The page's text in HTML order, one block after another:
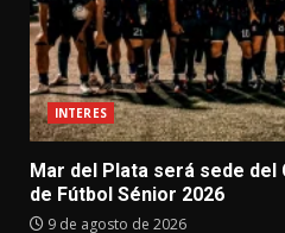
INTERES
Mar del Plata será sede
de Fútbol Sénior 2026
9 de agosto de 2026